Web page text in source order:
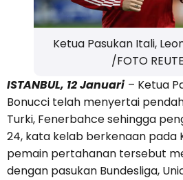
Ketua Pasukan Itali,
/FOTO
ISTANBUL, 12 Januari – Ketua
Bonucci telah menyertai
Turki, Fenerbahce sehingga
24, kata kelab berkenaan pada
pemain pertahanan tersebut
dengan pasukan Bundesliga,